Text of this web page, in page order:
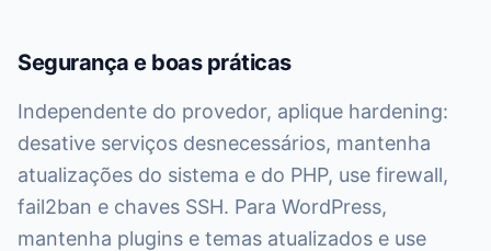
Segurança e boas práticas
Independente do provedor, aplique hardening:
desative serviços desnecessários, mantenha
atualizações do sistema e do PHP, use firewall,
fail2ban e chaves SSH. Para WordPress,
mantenha plugins e temas atualizados e use